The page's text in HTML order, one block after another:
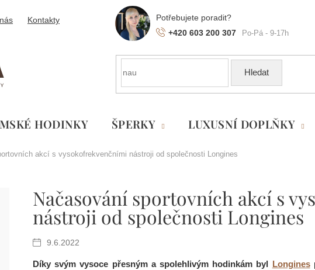
+420 603 200 307
Kontakty
Hledat
HODINKY ŠPERKY LUXUSNÍ DOPLŇKY
akcí s vysokofrekvenčními nástroji od společnosti Longines
Načasování sportovních akcí s
nástroji od společnosti Longines
9.6.2022
Díky svým vysoce přesným a spolehlivým hodinkám byl Longines